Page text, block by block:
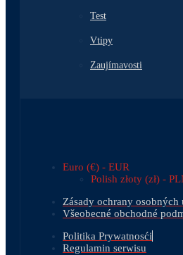
Test
Vtipy
Zaujímavosti
Euro (€) - EUR
Polish złoty (zł) -
Zásady ochrany osobných
Všeobecné obchodné
Politika Prywatnosći
Regulamin serwisu